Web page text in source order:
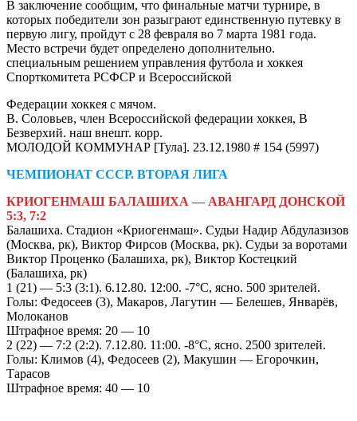
В заключение сообщим, что финальные матчи турнире, в
которых победители зон разыграют единственную путевку в
первую лигу, пройдут с 28 февраля во 7 марта 1981 года.
Место встречи будет определено дополнительно.
специальным решением управления футбола и хоккея
Спорткомитета РСФСР и Всероссийской
Федерации хоккея с мячом.
В. Соловьев, член Всероссийской федерации хоккея, В
Безверхий. наш внешт. корр.
МОЛОДОЙ КОММУНАР [Тула]. 23.12.1980 # 154 (5997)
ЧЕМПИОНАТ СССР. ВТОРАЯ ЛИГА
КРИОГЕНМАШ БАЛАШИХА — АВАНГАРД ДОНСКОЙ
5:3, 7:2
Балашиха. Стадион «Криогенмаш». Судьи Надир Абдулазизов
(Москва, рк), Виктор Фирсов (Москва, рк). Судьи за воротами
Виктор Проценко (Балашиха, рк), Виктор Костецкий
(Балашиха, рк)
1 (21) — 5:3 (3:1). 6.12.80. 12:00. -7°С, ясно. 500 зрителей.
Голы: Федосеев (3), Макаров, Лагутин — Белешев, Январёв,
Молоканов
Штрафное время: 20 — 10
2 (22) — 7:2 (2:2). 7.12.80. 11:00. -8°С, ясно. 2500 зрителей.
Голы: Климов (4), Федосеев (2), Макушин — Егорочкин,
Тарасов
Штрафное время: 40 — 10